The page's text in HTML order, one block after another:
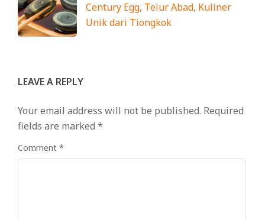
Century Egg, Telur Abad, Kuliner
Unik dari Tiongkok
LEAVE A REPLY
Your email address will not be published. Required
fields are marked *
Comment *